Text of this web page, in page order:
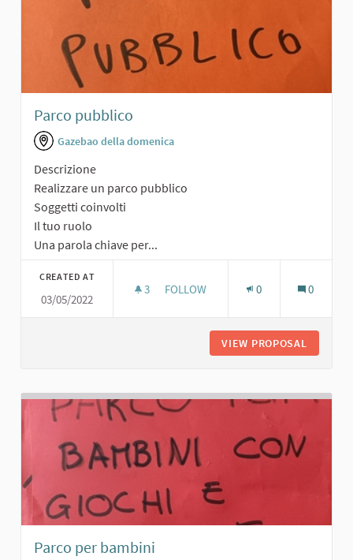
Parco pubblico
Gazebao della domenica
Descrizione
Realizzare un parco pubblico
Soggetti coinvolti
Il tuo ruolo
Una parola chiave per...
CREATED AT
03/05/2022
3 3 FOLLOWERS
FOLLOW 0 0
VIEW PROPOSAL
Parco per bambini